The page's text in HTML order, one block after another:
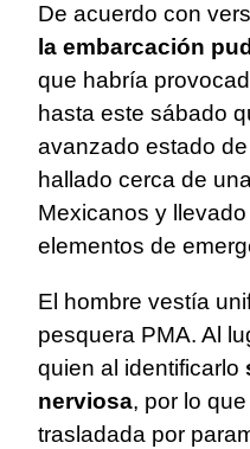
De acuerdo con
la embarcación
que habría
hasta este sábado
avanzado estado
hallado cerca de
Mexicanos y
elementos de
El hombre vestía
pesquera PMA. Al
quien al identificarlo
nerviosa, por lo
trasladada por